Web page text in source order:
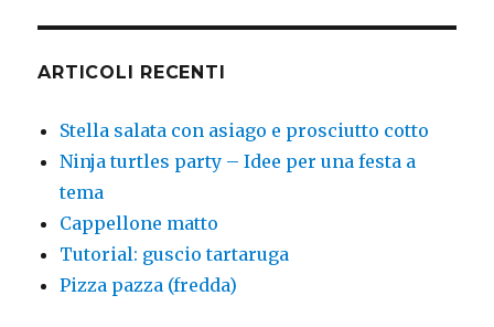
ARTICOLI RECENTI
Stella salata con asiago e prosciutto cotto
Ninja turtles party – Idee per una festa a
tema
Cappellone matto
Tutorial: guscio tartaruga
Pizza pazza (fredda)